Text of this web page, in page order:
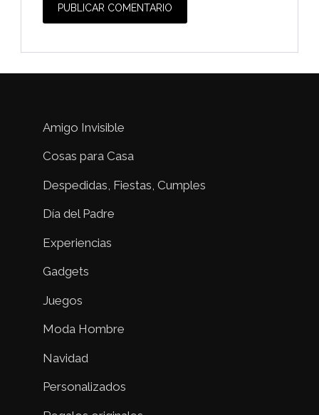
Amigo Invisible
Cosas para Casa
Despedidas, Fiestas, Cumples
Día del Padre
Experiencias
Gadgets
Juegos
Moda Hombre
Navidad
Personalizados